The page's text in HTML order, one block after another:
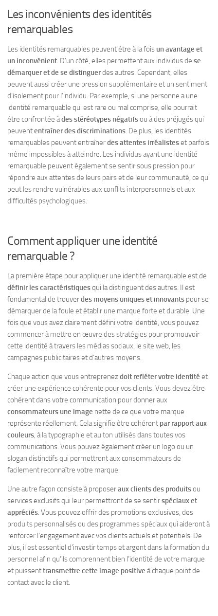
Les inconvénients des identités
remarquables
Les identités remarquables peuvent être à la fois un avantage et
un inconvénient. D’un côté, elles permettent aux individus de se
démarquer et de se distinguerdes autres. Cependant, elles
peuvent aussi créer une pression supplémentaire et un sentiment
d’isolement pour l’individu. Par exemple, si une personne a une
identité remarquable qui est rare ou mal comprise, elle pourrait
être confrontée àdes stéréotypes négatifsou à des préjugés qui
peuvententraîner des discriminations. De plus, les identités
remarquables peuvent entraînerdes attentes irréalisteset parfois
même impossibles à atteindre. Les individus ayant une identité
remarquable peuvent également se sentir sous pression pour
répondre aux attentes de leurs pairs et de leur communauté, ce qui
peut les rendre vulnérables aux conflits interpersonnels et aux
difficultés psychologiques.
Comment appliquer une identité
remarquable ?
La première étape pour appliquer une identité remarquable est de
définir les caractéristiquesqui la distinguent des autres. Il est
fondamental de trouverdes moyens uniques et innovants pour se
démarquer de la foule et établir une marque forte et durable. Une
fois que vous avez clairement défini votre identité, vous pouvez
commencer à mettre en œuvre des stratégies pour promouvoir
cette identité à travers les médias sociaux, le site web, les
campagnes publicitaires et d’autres moyens.
Chaque action que vous entreprenezdoit refléter votre identité et
créer une expérience cohérente pour vos clients. Vous devez être
cohérent dans votre communication pour donner aux
consommateurs une image nette de ce que votre marque
représente réellement. Cela signifie être cohérent par rapport aux
couleurs, à la typographie et au ton utilisés dans toutes vos
communications. Vous pouvez également créer un logo ou un
slogan distinctifs qui permettront aux consommateurs de
facilement reconnaître votre marque.
Une autre façon consiste à proposeraux clients des produitsou
services exclusifs qui leur permettront de se sentirspéciaux et
appréciés. Vous pouvez offrir des promotions exclusives, des
produits personnalisés ou des programmes spéciaux qui aideront à
renforcer l’engagement avec vos clients actuels et potentiels. De
plus, il est essentiel d’investir temps et argent dans la formation du
personnel afin qu’ils comprennent bien l’identité de votre marque
et puissenttransmettre cette image positive à chaque point de
contact avec le client.